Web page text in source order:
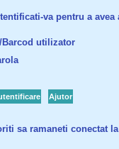
va pentru a
Barcod utilizator
Ajutor
sa ramaneti conectat